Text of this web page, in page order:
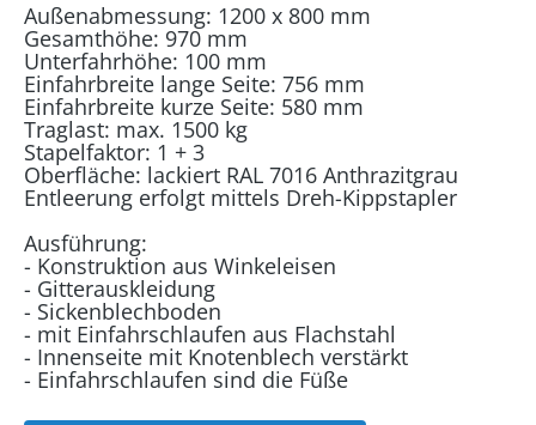
Außenabmessung: 1200 x 800 mm
Gesamthöhe: 970 mm
Unterfahrhöhe: 100 mm
Einfahrbreite lange Seite: 756 mm
Einfahrbreite kurze Seite: 580 mm
Traglast: max. 1500 kg
Stapelfaktor: 1 + 3
Oberfläche: lackiert RAL 7016 Anthrazitgrau
Entleerung erfolgt mittels Dreh-Kippstapler
Ausführung:
- Konstruktion aus Winkeleisen
- Gitterauskleidung
- Sickenblechboden
- mit Einfahrschlaufen aus Flachstahl
- Innenseite mit Knotenblech verstärkt
- Einfahrschlaufen sind die Füße